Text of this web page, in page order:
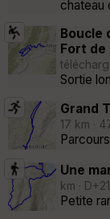
chateau
Boucle
Fort de
Sortie
Grand
17 km ·
Une
km ·
Petite